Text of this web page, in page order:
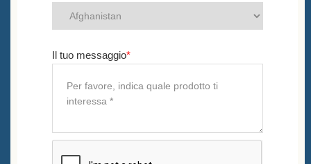
Il tuo messaggio*